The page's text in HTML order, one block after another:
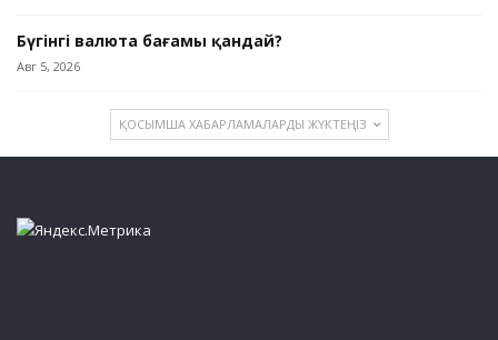
Бүгінгі валюта бағамы қандай?
Авг 5, 2026
ҚОСЫМША ХАБАРЛАМАЛАРДЫ ЖҮКТЕҢІЗ